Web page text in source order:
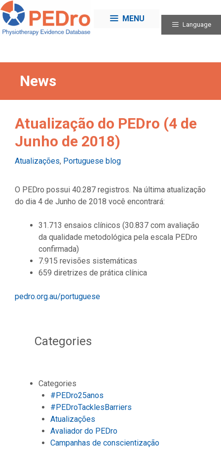
Skip
to
content
MENU
Language
News
Atualização do PEDro (4 de
Junho de 2018)
Categories
Atualizações, Portuguese blog
O PEDro possui 40.287 registros. Na última atualização
do dia 4 de Junho de 2018 você encontrará:
31.713 ensaios clínicos (30.837 com avaliação
da qualidade metodológica pela escala PEDro
confirmada)
7.915 revisões sistemáticas
659 diretrizes de prática clínica
pedro.org.au/portuguese
Categories
Categories
#PEDro25anos
#PEDroTacklesBarriers
Atualizações
Avaliador do PEDro
Campanhas de conscientização